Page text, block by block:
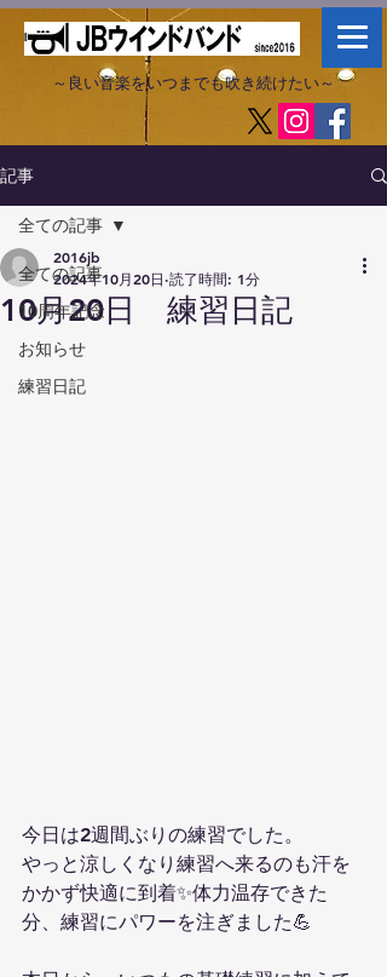
～良い音楽をいつまでも吹き続けたい～​
記事
全ての記事
10周年記念
お知らせ
練習日記
全ての記事
10月20日 練習日記
2016jb
2024年10月20日 読了時間: 1分
今日は2週間ぶりの練習でした。
やっと涼しくなり練習へ来るのも汗を
かかず快適に到着✨体力温存できた
分、練習にパワーを注ぎました💪